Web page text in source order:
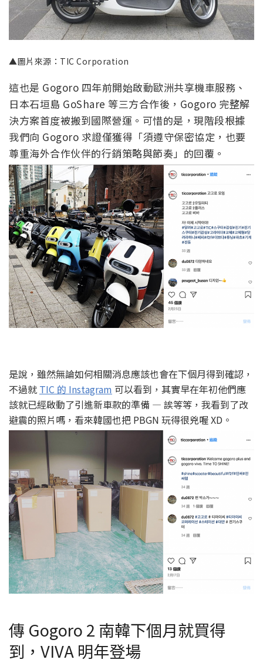
▲圖片來源：TIC Corporation
這也是 Gogoro 四年前開始啟動歐洲共享機車服務、
日本石垣島 GoShare 等三方合作後，Gogoro 完整解
決方案首度被搬到國際營運。可惜的是，現階段根據
我們向 Gogoro 求證僅獲得「須遵守保密協定，也要
尊重海外合作伙伴的行銷策略與節奏」的回覆。
是說，雖然無論如何相關消息應該也會在下個月得到確認，
不過就 TIC 的 Instagram 可以看到，其實早在年初他們應
該就已經啟動了引進新車款的準備 — 誒等等，我看到了改
避震的照片嗎，看來韓國也把 PBGN 玩得很兇喔 XD。
傳 Gogoro 2 南韓下個月就買得
到，VIVA 明年登場